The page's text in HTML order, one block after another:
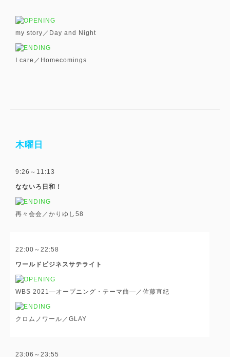
my story／Day and Night
I care／Homecomings
木曜日
9:26～11:13
なないろ日和！
再々会会／かりゆし58
22:00～22:58
ワールドビジネスサテライト
WBS 2021―オープニング・テーマ曲―／佐藤直紀
クロムノワール／GLAY
23:06～23:55